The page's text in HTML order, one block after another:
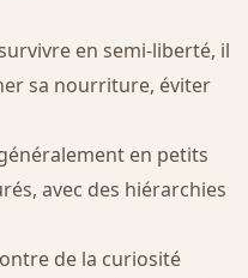
en semi-liberté, il
sa nourriture, éviter
en petits
avec des hiérarchies
de la curiosité